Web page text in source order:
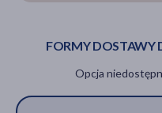
FORMY DOSTAWY
Opcja